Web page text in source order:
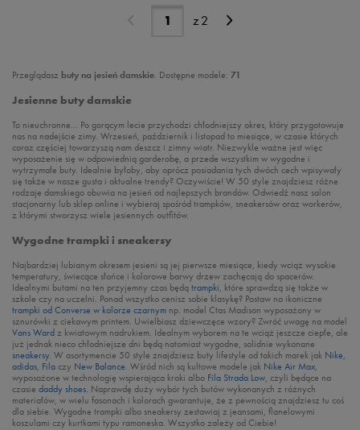
z2
Przeglądasz buty na jesień damskie. Dostępne modele: 71
Jesienne buty damskie
To nieuchronne… Po gorącym lecie przychodzi chłodniejszy okres, który przygotowuje
nas na nadejście zimy. Wrzesień, październik i listopad to miesiące, w czasie których
coraz częściej towarzyszą nam deszcz i zimny wiatr. Niezwykle ważne jest więc
wyposażenie się w odpowiednią garderobę, a przede wszystkim w wygodne i
wytrzymałe buty. Idealnie byłoby, aby oprócz posiadania tych dwóch cech wpisywały
się także w nasze gusta i aktualne trendy? Oczywiście! W 50 style znajdziesz różne
rodzaje damskiego obuwia na jesień od najlepszych brandów. Odwiedź nasz salon
stacjonarny lub sklep online i wybieraj spośród trampków, sneakersów oraz workerów,
z którymi stworzysz wiele jesiennych outfitów.
Wygodne trampki i sneakersy
Najbardziej lubianym okresem jesieni są jej pierwsze miesiące, kiedy wciąż wysokie
temperatury, świecące słońce i kolorowe barwy drzew zachęcają do spacerów.
Idealnymi butami na ten przyjemny czas będątrampki, które sprawdzą się także w
szkole czy na uczelni. Ponad wszystko cenisz sobie klasykę? Postaw na ikoniczne
trampki od Converse w kolorze czarnym np. model Ctas Madison wyposażony w
sznurówki z ciekawym printem. Uwielbiasz dziewczęce wzory? Zwróć uwagę na model
Vans Wardz kwiatowym nadrukiem. Idealnym wyborem na te wciąż jeszcze ciepłe, ale
już jednak nieco chłodniejsze dni będą natomiast wygodne, solidnie wykonane
sneakersy. W asortymencie 50 style znajdziesz buty lifestyle od takich marek jak Nike,
adidas, Filaczy New Balance. Wśród nich są kultowe modele jak Nike Air Max,
wyposażone w technologię wspierająca kroki albo Fila Strada Low, czyli będące na
czasie daddy shoes. Naprawdę duży wybór tych butów wykonanych z różnych
materiałów, w wielu fasonach i kolorach gwarantuje, że z pewnością znajdziesz tu coś
dla siebie. Wygodne trampki albo sneakersy zestawiaj z jeansami, flanelowymi
koszulami czy kurtkami typu ramoneska. Wszystko zależy od Ciebie!